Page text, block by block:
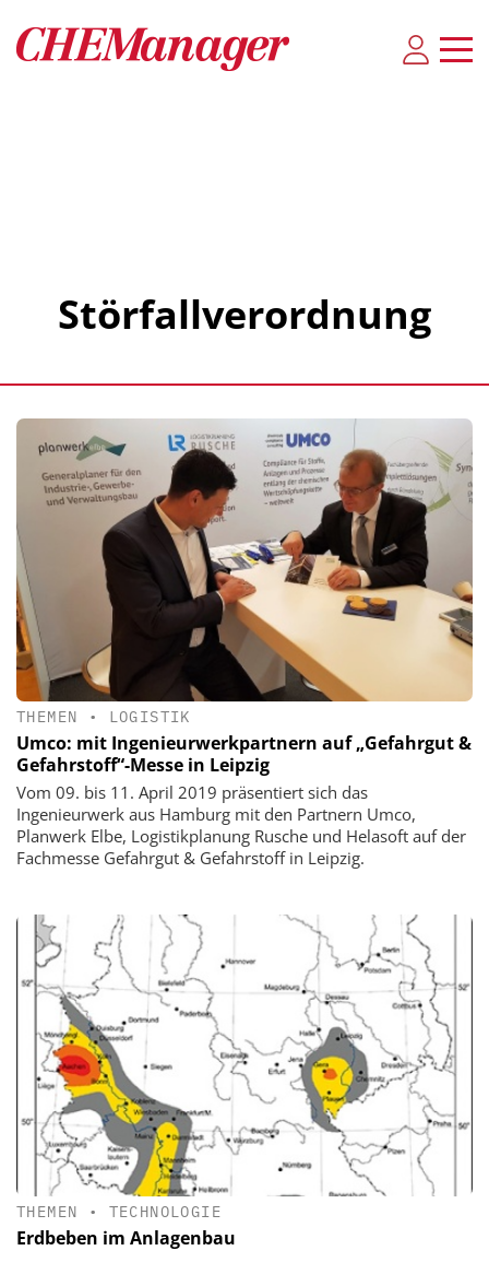
Störfallverordnung
THEMEN • LOGISTIK
Umco: mit Ingenieurwerkpartnern auf „Gefahrgut &
Gefahrstoff“-Messe in Leipzig
Vom 09. bis 11. April 2019 präsentiert sich das
Ingenieurwerk aus Hamburg mit den Partnern Umco,
Planwerk Elbe, Logistikplanung Rusche und Helasoft auf der
Fachmesse Gefahrgut & Gefahrstoff in Leipzig.
THEMEN • TECHNOLOGIE
Erdbeben im Anlagenbau